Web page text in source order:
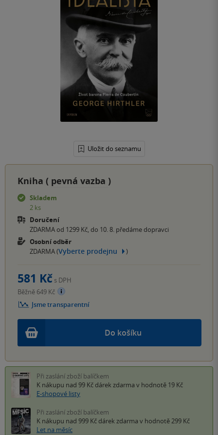
Uložit do seznamu
Kniha ( pevná vazba )
Skladem
2 ks
Doručení
ZDARMA od 1299 Kč, do 10. 8. předáme dopravci
Osobní odběr
ZDARMA (Vyberte prodejnu )
Do košíku
581 Kč s DPH
Běžně 649 Kč
Jsme transparentní
Při zaslání zboží balíčkem
K nákupu nad 99 Kč dárek zdarma v hodnotě 19 Kč
E-shopové listy
Při zaslání zboží balíčkem
K nákupu nad 999 Kč dárek zdarma v hodnotě 299 Kč
Let na měsíc